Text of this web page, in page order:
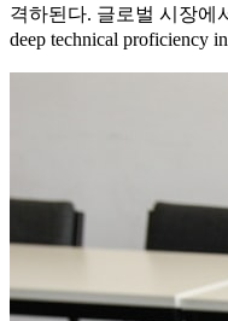
격하된다. 글로벌 시장에
deep technical